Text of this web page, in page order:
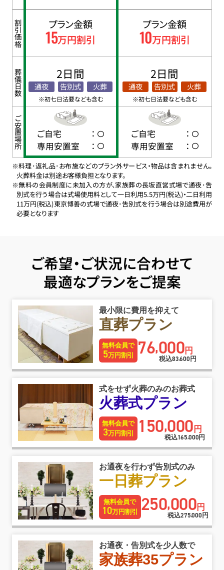
割引価格
葬儀日数
ご安置場所
プラン金額
15万円割引
2日間
通夜 告別式 火葬
※初七日法要なども含む
ご自宅
：
専用安置室
：
プラン金額
10万円割引
2日間
通夜 告別式 火葬
※初七日法要なども含む
ご自宅
：
専用安置室
：
※料理･返礼品･お布施などのプラン外サービス・物品は含まれません。
火葬料金は別途お客様負担となります。
※無料の会員制度に未加入の方が、家族葬の長坂直営式場で通夜･告
別式を行う場合は式場使用料として一日利用5.5万円(税込)・二日利用
11万円(税込)東京博善の式場で通夜･告別式を行う場合は別途費用が
必要となります
ご希望・ご状況に合わせて
最適なプランをご提案
最小限に費用を抑えて
直葬プラン
無料会員で
5万円割引 76,000円
税込83,600 円
式をせず火葬のみのお葬式
火葬式プラン
無料会員で
3万円割引 150,000 円
税込165,000円
お通夜を行わず告別式のみ
一日葬プラン
無料会員で
10万円割引 250,000円
税込275,000 円
お通夜・告別式を少人数で
家族葬35プラン